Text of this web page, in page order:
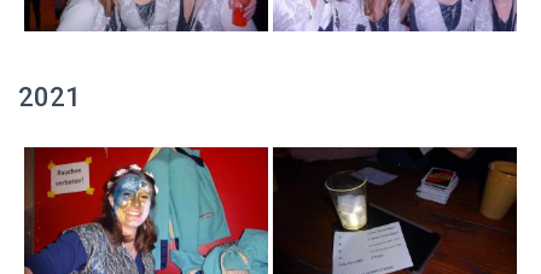
2021